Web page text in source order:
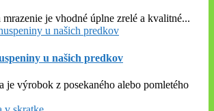
je vhodné úplne zrelé a kvalitné...
u našich predkov
výrobok z posekaného alebo pomletého